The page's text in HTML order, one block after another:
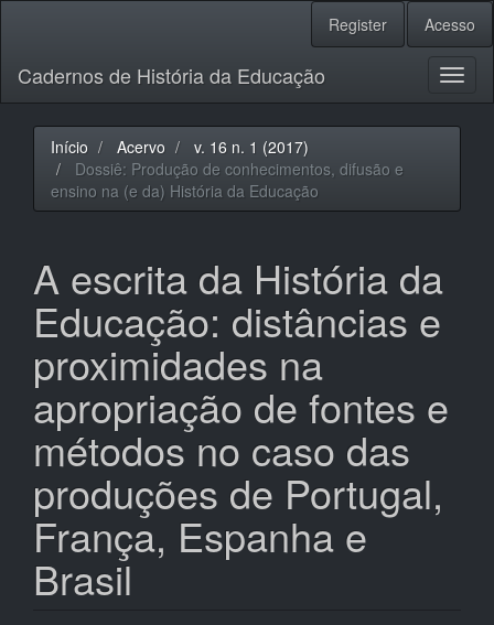
principal
Barra
Lateral
Register Acesso
Cadernos de História da Educação
Início Acervo
v. 16 n. 1 (2017)
Dossiê: Produção de conhecimentos, difusão e
ensino na (e da) História da Educação
A escrita da História da
Educação: distâncias e
proximidades na
apropriação de fontes e
métodos no caso das
produções de Portugal,
França, Espanha e
Brasil